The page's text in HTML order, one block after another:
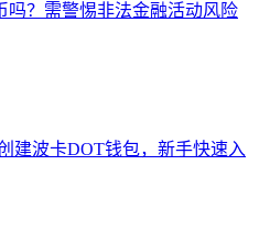
吗？需警惕非法金融活动风险
建波卡DOT钱包，新手快速入